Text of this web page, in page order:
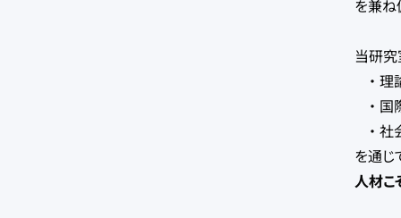
を兼ね
当研究
・
・ 国
・ 社
を通じ
人材